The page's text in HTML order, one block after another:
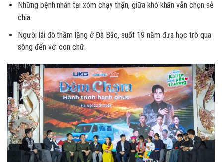
Những bệnh nhân tại xóm chạy thận, giữa khó khăn vẫn chọn sẻ
chia.
Người lái đò thầm lặng ở Đà Bắc, suốt 19 năm đưa học trò qua
sông đến với con chữ.